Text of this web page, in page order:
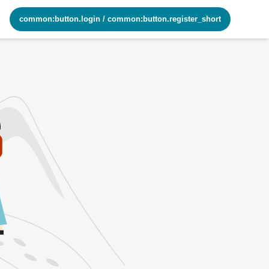
common:button.login / common:button.register_short